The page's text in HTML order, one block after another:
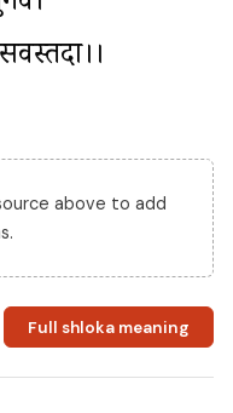
above to add
Full shloka meaning